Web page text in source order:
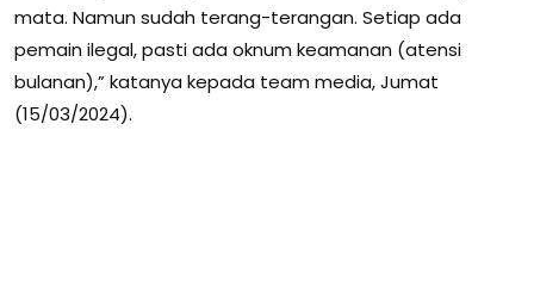
mata. Namun sudah terang-terangan. Setiap ada
pemain ilegal, pasti ada oknum keamanan (atensi
bulanan),” katanya kepada team media, Jumat
(15/03/2024).